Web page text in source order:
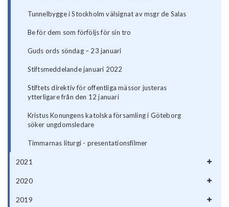
Tunnelbygge i Stockholm välsignat av msgr de Salas
Be för dem som förföljs för sin tro
Guds ords söndag – 23 januari
Stiftsmeddelande januari 2022
Stiftets direktiv för offentliga mässor justeras
ytterligare från den 12 januari
Kristus Konungens katolska församling i Göteborg
söker ungdomsledare
Timmarnas liturgi - presentationsfilmer
2021
2020
2019